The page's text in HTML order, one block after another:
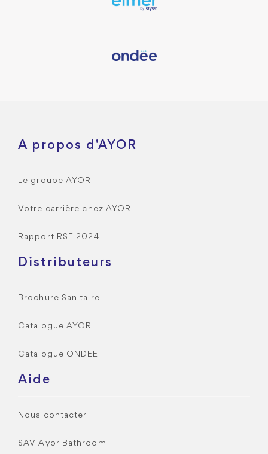
A propos d'AYOR
Le groupe AYOR
Votre carrière chez AYOR
Rapport RSE 2024
Distributeurs
Brochure Sanitaire
Catalogue AYOR
Catalogue ONDEE
Aide
Nous contacter
SAV Ayor Bathroom